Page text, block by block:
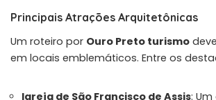
Principais Atrações Arquitetônicas
Um roteiro por Ouro Preto turismo
em locais emblemáticos. Entre os
Igreja de São Francisco de Assis: